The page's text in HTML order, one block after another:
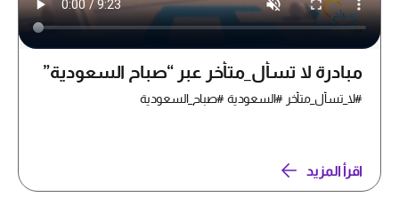
مبادرة لا تسأل_متأخر عبر “صباح السعودية”
#لا_تسأل_متأخر #السعودية #صباح_السعودية
اقرأ المزيد